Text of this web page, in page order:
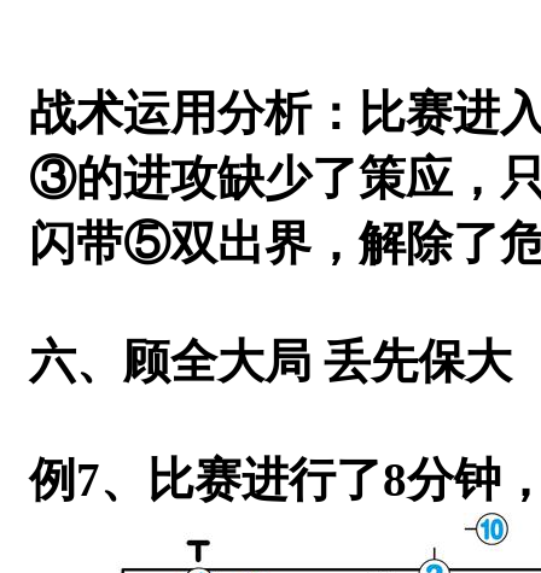
战术运用分析：比赛进
③的进攻缺少了策应，
闪带⑤双出界，解除了
六、顾全大局 丢先保大
例7、比赛进行了8分钟